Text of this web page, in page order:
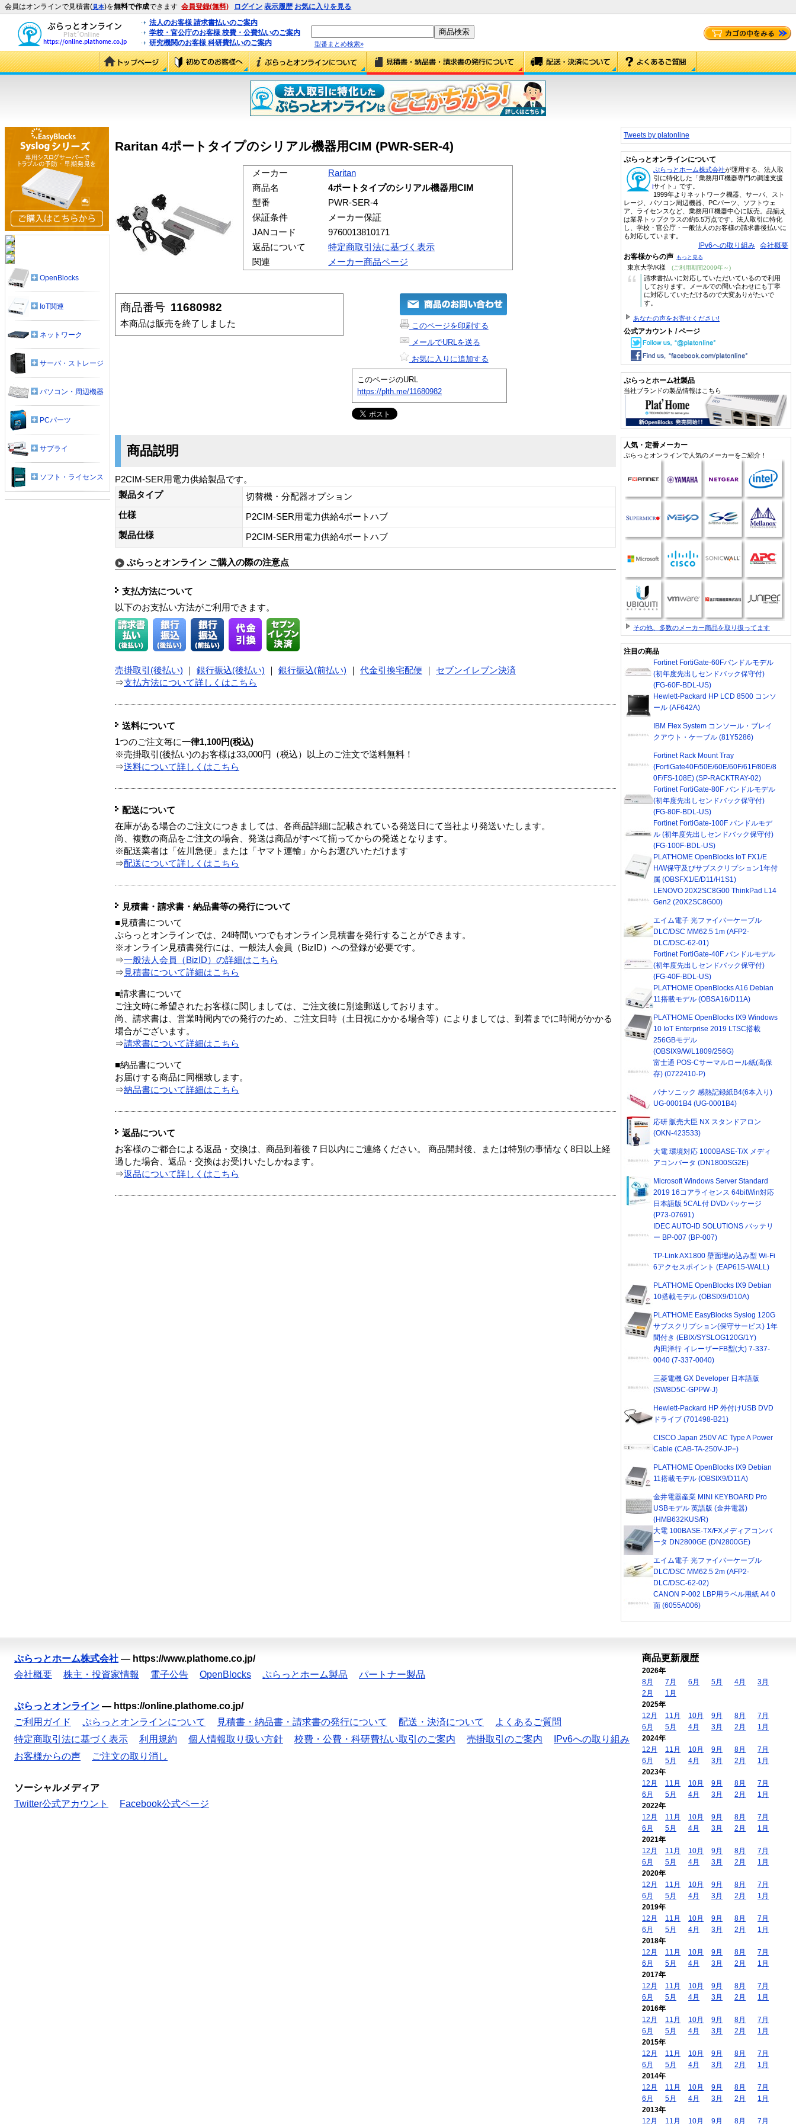
会員はオンラインで見積書(見本)を無料で作成できます 会員登録(無料) ログイン 表示履歴 お気に入りを見る
法人のお客様 請求書払いのご案内
学校・官公庁のお客様 校費・公費払いのご案内
研究機関のお客様 科研費払いのご案内
型番まとめ検索»
Raritan 4ポートタイプのシリアル機器用CIM (PWR-SER-4)
メーカー
Raritan
商品名
4ポートタイプのシリアル機器用CIM
型番
PWR-SER-4
保証条件
メーカー保証
JANコード
9760013810171
返品について
特定商取引法に基づく表示
関連
メーカー商品ページ
商品番号 11680982
本商品は販売を終了しました
このページを印刷する
メールでURLを送る
お気に入りに追加する
このページのURL
https://plth.me/11680982
商品説明
P2CIM-SER用電力供給製品です。
製品タイプ
切替機・分配器オプション
仕様
P2CIM-SER用電力供給4ポートハブ
製品仕様
P2CIM-SER用電力供給4ポートハブ
ぷらっとオンライン ご購入の際の注意点
支払方法について
以下のお支払い方法がご利用できます。
売掛取引(後払い) 銀行振込(後払い) 銀行振込(前払い) 代金引換宅配便
セブンイレブン決済
⇒支払方法について詳しくはこちら
送料について
1つのご注文毎に一律1,100円(税込)
※売掛取引(後払い)のお客様は33,000円（税込）以上のご注文で送料無料！
⇒送料について詳しくはこちら
配送について
在庫がある場合のご注文につきましては、各商品詳細に記載されている発送日にて当社より発送いたします。
尚、複数の商品をご注文の場合、発送は商品がすべて揃ってからの発送となります。
※配送業者は「佐川急便」または「ヤマト運輸」からお選びいただけます
⇒配送について詳しくはこちら
見積書・請求書・納品書等の発行について
■見積書について
ぷらっとオンラインでは、24時間いつでもオンライン見積書を発行することができます。
※オンライン見積書発行には、一般法人会員（BizID）への登録が必要です。
⇒一般法人会員（BizID）の詳細はこちら
⇒ 見積書について詳細はこちら
■請求書について
ご注文時に希望されたお客様に関しましては、ご注文後に別途郵送しております。
尚、請求書は、営業時間内での発行のため、ご注文日時（土日祝にかかる場合等）によりましては、到着までに時間がかかる
場合がございます。
⇒請求書について詳細はこちら
■納品書について
お届けする商品に同梱致します。
⇒納品書について詳細はこちら
返品について
お客様のご都合による返品・交換は、商品到着後７日以内にご連絡ください。 商品開封後、または特別の事情なく8日以上経
過した場合、返品・交換はお受けいたしかねます。
⇒返品について詳しくはこちら
OpenBlocks
IoT関連
ネットワーク
サーバ・ストレージ
パソコン・周辺機器
PCパーツ
サプライ
ソフト・ライセンス
Tweets by platonline
ぷらっとオンラインについて
ぷらっとホーム株式会社が運用する、法人取
引に特化した「業務用IT機器専門の調達支援
サイト」です。
1999年よりネットワーク機器、サーバ、スト
レージ、パソコン周辺機器、PCパーツ、ソフトウェ
ア、ライセンスなど、業務用IT機器中心に販売。品揃え
は業界トップクラスの約5.5万点です。法人取引に特化
し、学校・官公庁・一般法人のお客様の請求書後払いに
も対応しています。
IPv6への取り組み 会社概要
お客様からの声 もっと見る
東京大学/K様 (ご利用期間2009年～)
“
請求書払いに対応していただいているので利用
しております。メールでの問い合わせにも丁寧
に対応していただけるので大変ありがたいで
す。
あなたの声をお寄せください!
公式アカウント / ページ
ぷらっとホーム社製品
当社ブランドの製品情報はこちら
人気・定番メーカー
ぷらっとオンラインで人気のメーカーをご紹介！
その他、多数のメーカー商品を取り扱ってます
注目の商品
Fortinet FortiGate-60Fバンドルモデル
(初年度先出しセンドバック保守付)
(FG-60F-BDL-US)
Hewlett-Packard HP LCD 8500 コンソ
ール (AF642A)
IBM Flex System コンソール・ブレイ
クアウト・ケーブル (81Y5286)
Fortinet Rack Mount Tray
(FortiGate40F/50E/60E/60F/61F/80E/8
0F/FS-108E) (SP-RACKTRAY-02)
Fortinet FortiGate-80F バンドルモデル
(初年度先出しセンドバック保守付)
(FG-80F-BDL-US)
Fortinet FortiGate-100F バンドルモデ
ル (初年度先出しセンドバック保守付)
(FG-100F-BDL-US)
PLAT'HOME OpenBlocks IoT FX1/E
H/W保守及びサブスクリプション1年付
属 (OBSFX1/E/D11/H1S1)
LENOVO 20X2SC8G00 ThinkPad L14
Gen2 (20X2SC8G00)
エイム電子 光ファイバーケーブル
DLC/DSC MM62.5 1m (AFP2-
DLC/DSC-62-01)
Fortinet FortiGate-40F バンドルモデル
(初年度先出しセンドバック保守付)
(FG-40F-BDL-US)
PLAT'HOME OpenBlocks A16 Debian
11搭載モデル (OBSA16/D11A)
PLAT'HOME OpenBlocks IX9 Windows
10 IoT Enterprise 2019 LTSC搭載
256GBモデル
(OBSIX9/W/L1809/256G)
富士通 POS-Cサーマルロール紙(高保
存) (0722410-P)
パナソニック 感熱記録紙B4(6本入り)
UG-0001B4 (UG-0001B4)
応研 販売大臣 NX スタンドアロン
(OKN-423533)
大電 環境対応 1000BASE-T/X メディ
アコンバータ (DN1800SG2E)
Microsoft Windows Server Standard
2019 16コアライセンス 64bitWin対応
日本語版 5CAL付 DVDパッケージ
(P73-07691)
IDEC AUTO-ID SOLUTIONS バッテリ
ー BP-007 (BP-007)
TP-Link AX1800 壁面埋め込み型 Wi-Fi
6アクセスポイント (EAP615-WALL)
PLAT'HOME OpenBlocks IX9 Debian
10搭載モデル (OBSIX9/D10A)
PLAT'HOME EasyBlocks Syslog 120G
サブスクリプション(保守サービス) 1年
間付き (EBIX/SYSLOG120G/1Y)
内田洋行 イレーザーFB型(大) 7-337-
0040 (7-337-0040)
三菱電機 GX Developer 日本語版
(SW8D5C-GPPW-J)
Hewlett-Packard HP 外付けUSB DVD
ドライブ (701498-B21)
CISCO Japan 250V AC Type A Power
Cable (CAB-TA-250V-JP=)
PLAT'HOME OpenBlocks IX9 Debian
11搭載モデル (OBSIX9/D11A)
金井電器産業 MINI KEYBOARD Pro
USBモデル 英語版 (金井電器)
(HMB632KUS/R)
大電 100BASE-TX/FXメディアコンバ
ータ DN2800GE (DN2800GE)
エイム電子 光ファイバーケーブル
DLC/DSC MM62.5 2m (AFP2-
DLC/DSC-62-02)
CANON P-002 LBP用ラベル用紙 A4 0
面 (6055A006)
ぷらっとホーム株式会社 — https://www.plathome.co.jp/
会社概要
株主・投資家情報 電子公告 OpenBlocks ぷらっとホーム製品 パートナー製品
ぷらっとオンライン — https://online.plathome.co.jp/
ご利用ガイド
ぷらっとオンラインについて 見積書・納品書・請求書の発行について 配送・決済について
よくあるご質問
特定商取引法に基づく表示
利用規約 個人情報取り扱い方針 校費・公費・科研費払い取引のご案内 売掛取引のご案内
IPv6への取り組み
お客様からの声
ご注文の取り消し
ソーシャルメディア
Twitter公式アカウント
Facebook公式ページ
商品更新履歴
2026年
8月
7月 6月 5月 4月
3月
2月
1月
2025年
12月
11月 10月 9月 8月
7月
6月
5月 4月 3月 2月
1月
2024年
12月
11月 10月 9月 8月
7月
6月
5月 4月 3月 2月
1月
2023年
12月
11月 10月 9月 8月
7月
6月
5月 4月 3月 2月
1月
2022年
12月
11月 10月 9月 8月
7月
6月
5月 4月 3月 2月
1月
2021年
12月
11月 10月 9月 8月
7月
6月
5月 4月 3月 2月
1月
2020年
12月
11月 10月 9月 8月
7月
6月
5月 4月 3月 2月
1月
2019年
12月
11月 10月 9月 8月
7月
6月
5月 4月 3月 2月
1月
2018年
12月
11月 10月 9月 8月
7月
6月
5月 4月 3月 2月
1月
2017年
12月
11月 10月 9月 8月
7月
6月
5月 4月 3月 2月
1月
2016年
12月
11月 10月 9月 8月
7月
6月
5月 4月 3月 2月
1月
2015年
12月
11月 10月 9月 8月
7月
6月
5月 4月 3月 2月
1月
2014年
12月
11月 10月 9月 8月
7月
6月
5月 4月 3月 2月
1月
2013年
12月
11月 10月 9月 8月 7月